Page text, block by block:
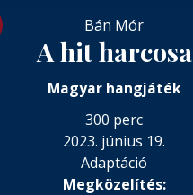
Bán Mór
A hit harcosa
Magyar hangjáték
300 perc
2023. június 19.
Adaptáció
Megközelítés: